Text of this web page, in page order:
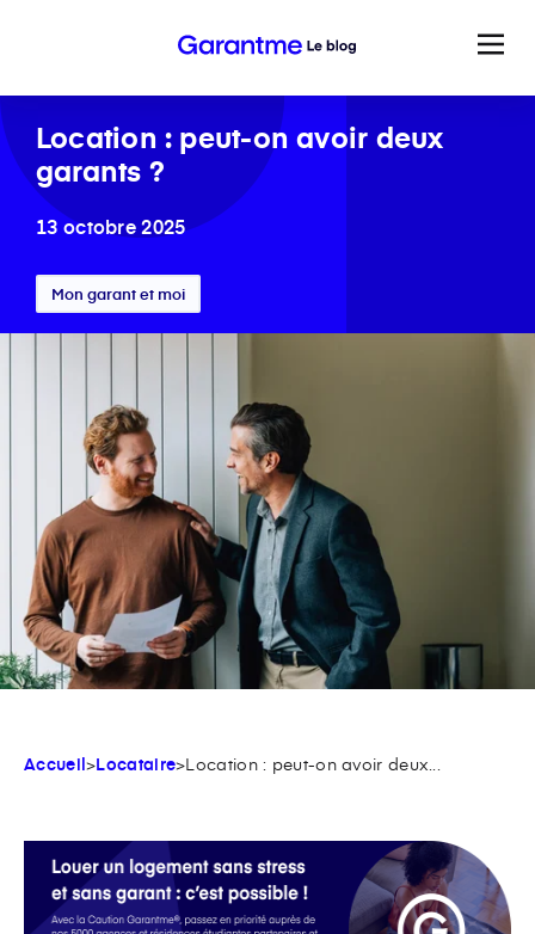
Location : peut-on avoir deux
garants ?
13 octobre 2025
Mon garant et moi
Accueil>Locataire>Location : peut-on avoir deux...